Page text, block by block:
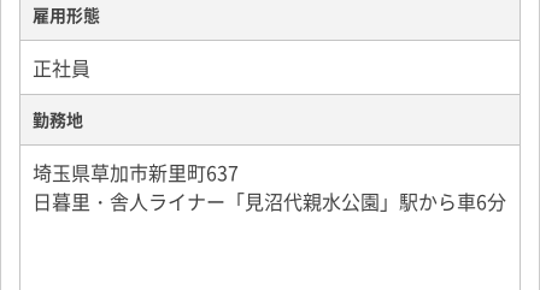
【勤務日数、仕事内容の相談可能です】
「無理なくお休みが欲しい」方は、稼働日数・稼働案
件数をご希望に合わせて調整しますので、
一度業務内容をお問い合わせください。
基本1日1回戦～2回戦の配送ですが、「精力的に稼ぎ
たい」方は3回戦も可能。
雇用形態
正社員
勤務地
埼玉県草加市新里町637
日暮里・舎人ライナー「見沼代親水公園」駅から車6分